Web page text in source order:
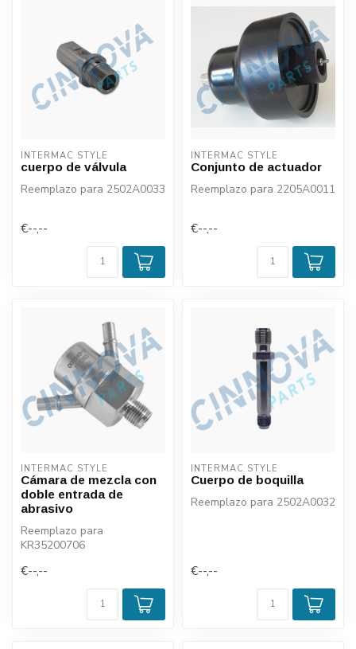
INTERMAC STYLE
cuerpo de válvula
Reemplazo para 2502A0033
€--,--
INTERMAC STYLE
Conjunto de actuador
Reemplazo para 2205A0011
€--,--
INTERMAC STYLE
Cámara de mezcla con
doble entrada de
abrasivo
Reemplazo para
KR35200706
€--,--
INTERMAC STYLE
Cuerpo de boquilla
Reemplazo para 2502A0032
€--,--